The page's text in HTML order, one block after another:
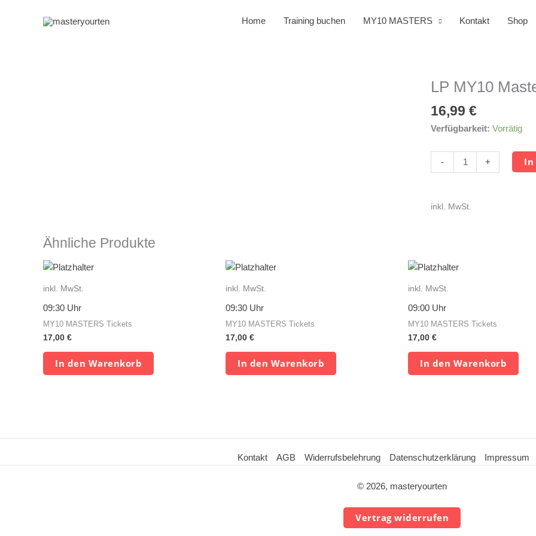
Home Training buchen MY10 MASTERS Kontakt Shop
LP MY10
16,99 €
Verfügbarkeit: Vorrätig
-
LP
Masters
Menge
+ In
inkl. MwSt.
Ähnliche Produkte
inkl. MwSt.
09:30 Uhr
MY10 MASTERS Tickets
17,00 €
In den Warenkorb
inkl. MwSt.
09:30 Uhr
MY10 MASTERS Tickets
17,00 €
In den Warenkorb
inkl. MwSt.
09:00 Uhr
MY10 MASTERS Tickets
17,00 €
In den Warenkorb
Kontakt AGB Widerrufsbelehrung Datenschutzerklärung Impressum
© 2026, masteryourten
Vertrag widerrufen